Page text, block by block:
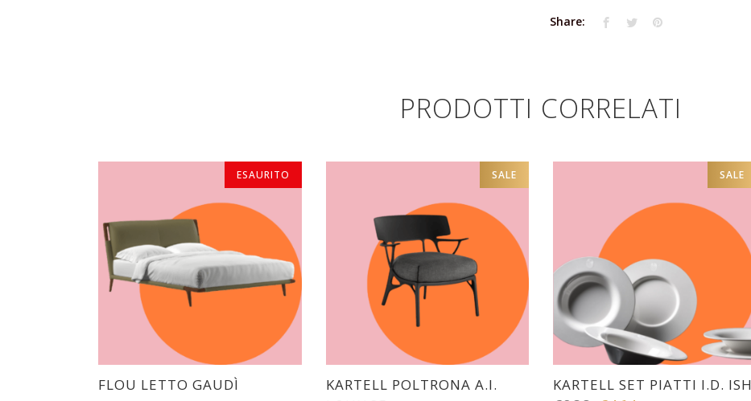
Share:
PRODOTTI CORRELATI
ESAURITO
ESAURITO
FLOU LETTO GAUDÌ
SALE
KARTELL POLTRONA A.I.
SALE
KARTELL SET PIATTI I.D. ISH